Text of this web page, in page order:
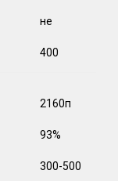
не
400
2160п
93%
300-500